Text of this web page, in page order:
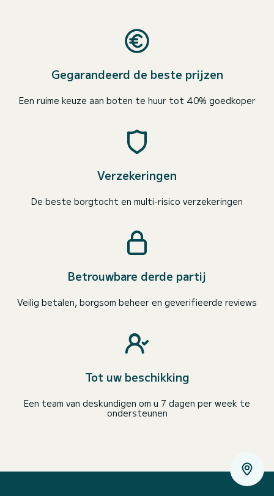
Gegarandeerd de beste prijzen
Een ruime keuze aan boten te huur tot 40% goedkoper
Verzekeringen
De beste borgtocht en multi-risico verzekeringen
Betrouwbare derde partij
Veilig betalen, borgsom beheer en geverifieerde reviews
Tot uw beschikking
Een team van deskundigen om u 7 dagen per week te
ondersteunen